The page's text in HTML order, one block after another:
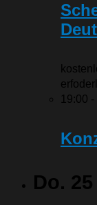
19:00 -
Do. 25